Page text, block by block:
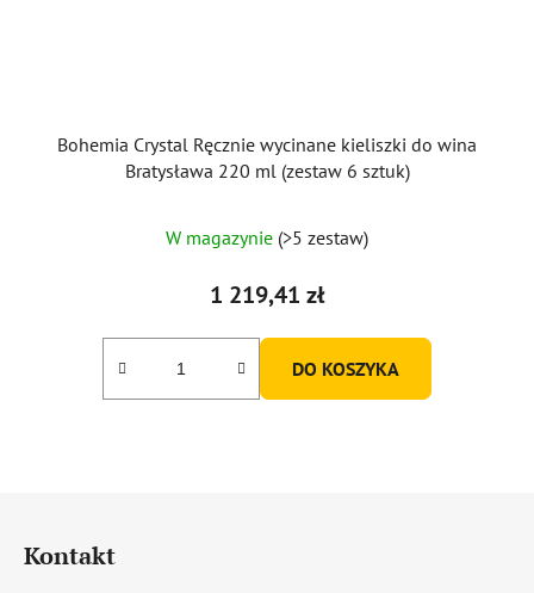
Bohemia Crystal Ręcznie wycinane kieliszki do wina
Bratysława 220 ml (zestaw 6 sztuk)
W magazynie (>5 zestaw)
1 219,41 zł
DO KOSZYKA
Kontakt